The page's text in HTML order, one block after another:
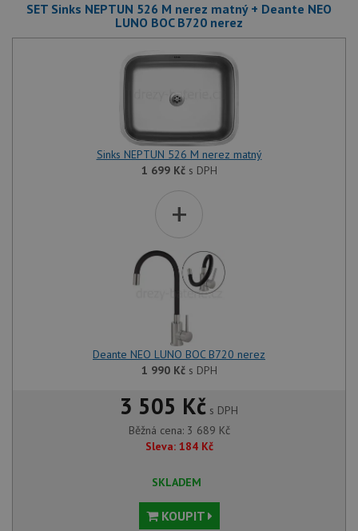
SET Sinks NEPTUN 526 M nerez matný + Deante NEO
LUNO BOC B720 nerez
Sinks NEPTUN 526 M nerez matný
1 699 Kčs DPH
+
Deante NEO LUNO BOC B720 nerez
1 990 Kčs DPH
3 505 Kč s DPH
Běžná cena: 3 689 Kč
Sleva: 184 Kč
SKLADEM
KOUPIT